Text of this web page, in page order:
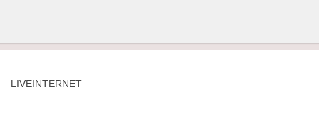
LIVEINTERNET